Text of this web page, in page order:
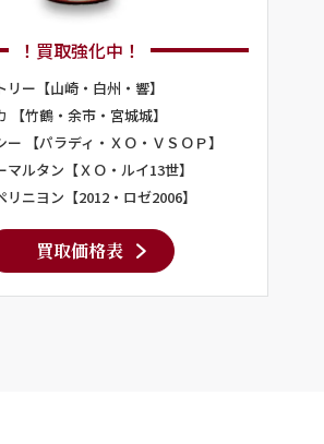
！買取強化中！
リー【山崎・白州・響】
【竹鶴・余市・宮城城】
ー 【パラディ・ＸＯ・ＶＳＯＰ】
マルタン【ＸＯ・ルイ13世】
リニヨン【2012・ロゼ2006】
買取価格表